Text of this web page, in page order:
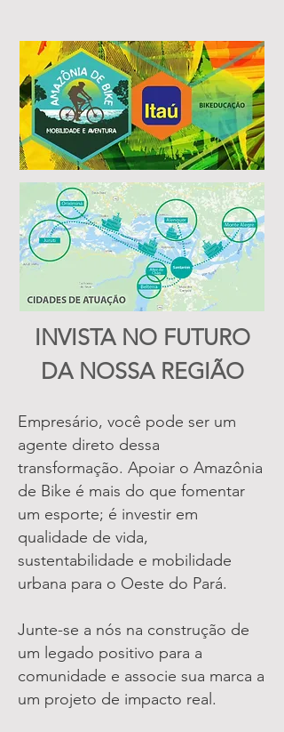
INVISTA NO FUTURO
DA NOSSA REGIÃO
Empresário, você pode ser um
agente direto dessa
transformação. Apoiar o Amazônia
de Bike é mais do que fomentar
um esporte; é investir em
qualidade de vida,
sustentabilidade e mobilidade
urbana para o Oeste do Pará.
Junte-se a nós na construção de
um legado positivo para a
comunidade e associe sua marca a
um projeto de impacto real.